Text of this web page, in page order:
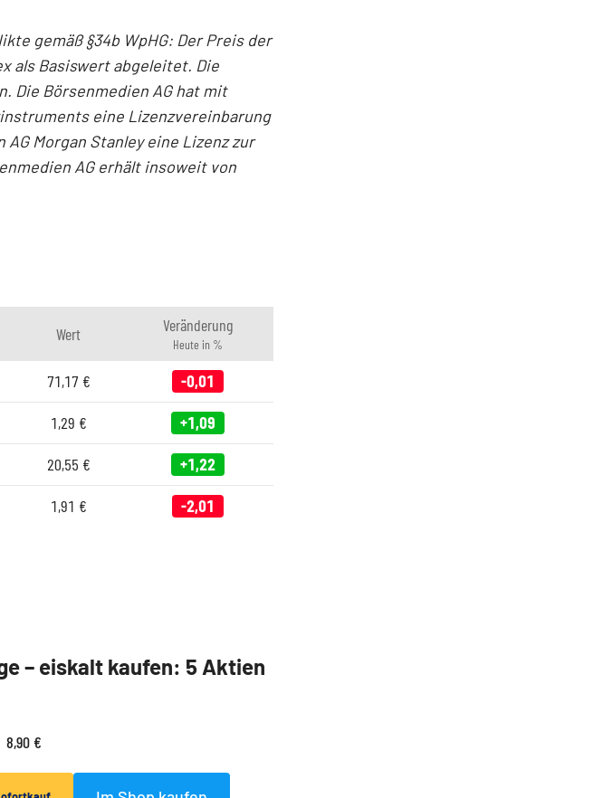
gemäß §34b WpHG: Der Preis der
als Basiswert abgeleitet. Die
Die Börsenmedien AG hat mit
eine Lizenzvereinbarung
Morgan Stanley eine Lizenz zur
AG erhält insoweit von
Wert Veränderung
Heute in %
71,17 € -0,01
1,29 € +1,09
20,55 € +1,22
1,91 € -2,01
– eiskalt kaufen: 5 Aktien
8,90 €